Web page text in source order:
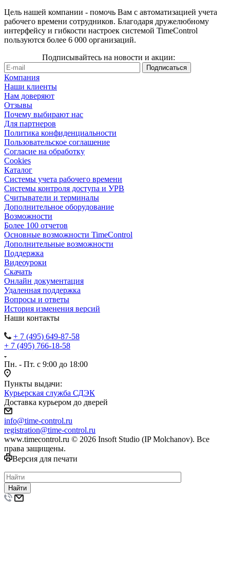
Цель нашей компании - помочь Вам с автоматизацией учета
рабочего времени сотрудников. Благодаря дружелюбному
интерфейсу и гибкости настроек системой TimeControl
пользуются более 6 000 организаций.
Подписывайтесь на новости и акции:
Компания
Наши клиенты
Нам доверяют
Отзывы
Почему выбирают нас
Для партнеров
Политика конфиденциальности
Пользовательское соглашение
Согласие на обработку
Cookies
Каталог
Cистемы учета рабочего времени
Системы контроля доступа и УРВ
Считыватели и терминалы
Дополнительное оборудование
Возможности
Более 100 отчетов
Основные возможности TimeControl
Дополнительные возможности
Поддержка
Видеоуроки
Скачать
Онлайн документация
Удаленная поддержка
Вопросы и ответы
История изменения версий
Наши контакты
+ 7 (495) 649-87-58
+ 7 (495) 766-18-58
Пн. - Пт. с 9:00 до 18:00
Пункты выдачи:
Курьерская служба СДЭК
Доставка курьером до дверей
info@time-control.ru
registration@time-control.ru
www.timecontrol.ru © 2026 Insoft Studio (IP Molchanov). Все
права защищены.
Версия для печати
Найти